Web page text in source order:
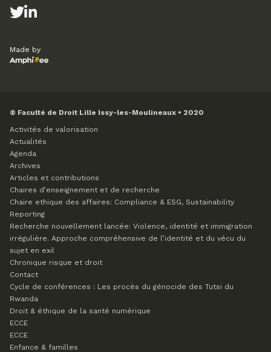
Made by
© Faculté de Droit Lille Issy-les-Moulineaux • 2020
Activités de valorisation
Actualités
Agenda
Archives
Articles et contributions
Chaires d’enseignement et de recherche
Chaire ethique des affaires: Compliance & ESG, Sustainability
Reporting
Recherche nouvellement lancée: Violence, identité et immigration
irrégulière. Approche compréhensive de l’identité et du vécu du
sujet en exil
Chronique risque et droit
Contact
Cycle de conférences : Les procès du génocide des Tutsi du
Rwanda
Droit & éthique de la santé numérique
ECCE
ECCE
Enfance & familles